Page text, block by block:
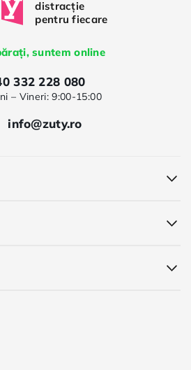
suntem online
332 228 080
– Vineri: 9:00-15:00
info@zuty.ro